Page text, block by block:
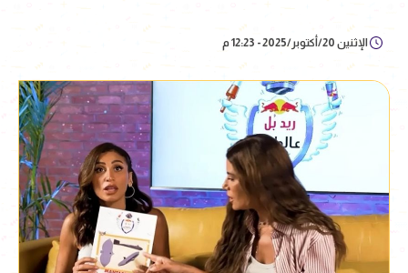
الإثنين 20/أكتوبر/2025 - 12:23 م